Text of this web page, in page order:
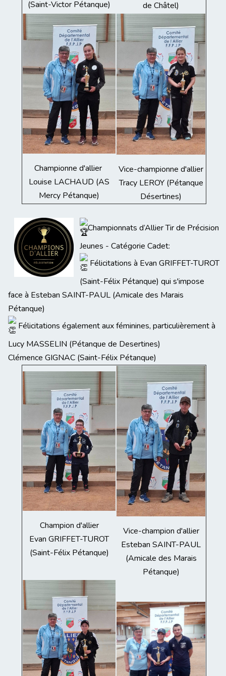
(Saint-Victor Pétanque)
de Châtel)
Championne d'allier
Louise LACHAUD (AS
Mercy Pétanque)
Vice-championne d'allier
Tracy LEROY (Pétanque
Désertines)
Championnats d’Allier Tir de Précision
Jeunes - Catégorie Cadet:
Félicitations à Evan GRIFFET-TUROT
(Saint-Félix Pétanque) qui s'impose
face à Esteban SAINT-PAUL (Amicale des Marais
Pétanque)
Félicitations également aux féminines, particulièrement à
Lucy MASSELIN (Pétanque de Desertines)
Clémence GIGNAC (Saint-Félix Pétanque)
Champion d'allier
Evan GRIFFET-TUROT
(Saint-Félix Pétanque)
Vice-champion d'allier
Esteban SAINT-PAUL
(Amicale des Marais
Pétanque)